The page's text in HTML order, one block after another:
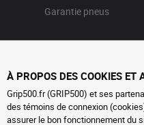
Garantie pneus
À PROPOS DES COOKIES ET
Grip500.fr (GRIP500) et ses
des témoins de connexion
assurer le bon fonctionnement du